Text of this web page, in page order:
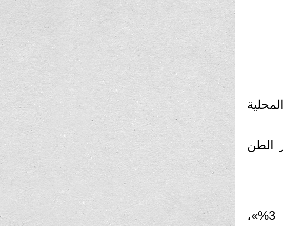
الطن
وسجلت أسعار الأرز الأبيض البلدي عريض الحبة كسر 3%»،